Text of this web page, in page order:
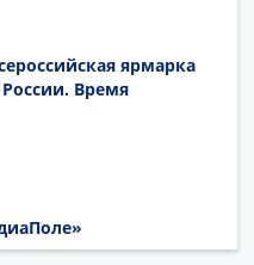
ярмарка
Время